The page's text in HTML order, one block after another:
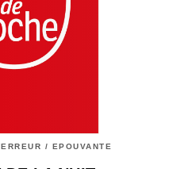
/ EPOUVANTE